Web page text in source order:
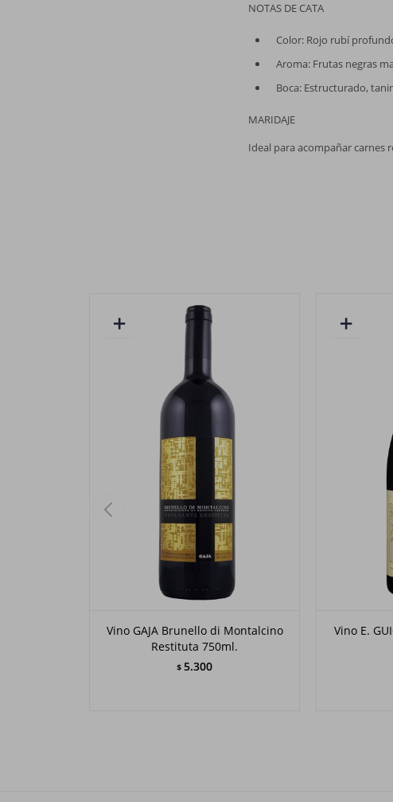
NOTAS DE CATA
Color: Rojo rubí
Aroma: Frutas negras
Boca: Estructurado,
MARIDAJE
Ideal para acompañar carnes
Vino GAJA Brunello di Montalcino
Restituta 750ml.
$ 5.300
Vino E.